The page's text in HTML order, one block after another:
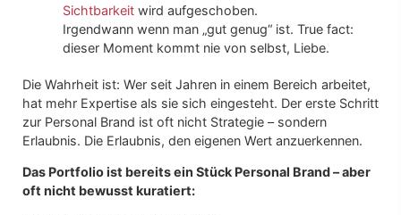
Sichtbarkeit wird aufgeschoben.
Irgendwann wenn man „gut genug“ ist. True fact:
dieser Moment kommt nie von selbst, Liebe.
Die Wahrheit ist: Wer seit Jahren in einem Bereich arbeitet,
hat mehr Expertise als sie sich eingesteht. Der erste Schritt
zur Personal Brand ist oft nicht Strategie – sondern
Erlaubnis. Die Erlaubnis, den eigenen Wert anzuerkennen.
Das Portfolio ist bereits ein Stück Personal Brand – aber
oft nicht bewusst kuratiert: